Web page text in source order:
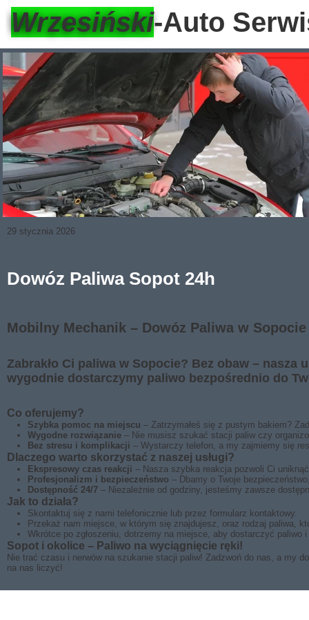
29 stycznia 2026
Dowóz Paliwa Sopot 24h
Mobilny Mechanik – Dowóz Paliwa w
Zabrakło Ci paliwa w Sopocie? Bez obaw –
wygodnie dostarczymy paliwo bezpośrednio do
Co oferujemy?
Szybka pomoc na miejscu – Zatrzymałeś się z pustym bakiem?
Wygodne rozwiązanie – Nie musisz szukać stacji paliw czy
Bez stresu i komplikacji – Wystarczy telefon, a my zajmiemy się
Dlaczego warto skorzystać z naszej usługi?
Ekspresowy czas reakcji – Nasza szybka reakcja pozwoli Ci
Profesjonalizm i bezpieczeństwo – Dbamy o Twoje
Dostępność 24/7 – Niezależnie od godziny, jesteśmy zawsze
Jak to działa?
Skontaktuj się z nami telefonicznie lub przez formularz kontaktowy.
Przekaż nam miejsce, w którym się znajdujesz, oraz rodzaj paliwa,
Wkrótce po zgłoszeniu, dotrzemy na miejsce, aby dostarczyć paliwo
Sopot i okolice – Paliwo na wyciągnięcie ręki!
Nie trać czasu i nerwów na szukanie stacji paliw! Zadzwoń do nas, a my
na nas liczyć!
Wrzesiński-Auto